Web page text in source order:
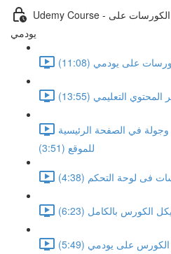
Udemy Course - صناعة المحتوى التعليمي وبيع الكورسات على
يودمي
على يودمي (11:08)
التعليمي (13:55)
في الصفحة الرئيسية
للموقع (3:51)
فى لوحة التحكم (4:38)
الكورس بالكامل (6:23)
على يودمي (5:49)